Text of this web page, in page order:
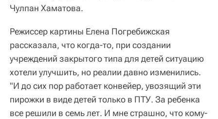
Чулпан Хаматова.
Режиссер картины Елена Погребижская
рассказала, что когда-то, при создании
учреждений закрытого типа для детей ситуацию
хотели улучшить, но реалии давно изменились.
"И до сих пор работает конвейер, увозящий эти
пирожки в виде детей только в ПТУ. За ребенка
все решили в семь лет. И мне страшно, что кому-